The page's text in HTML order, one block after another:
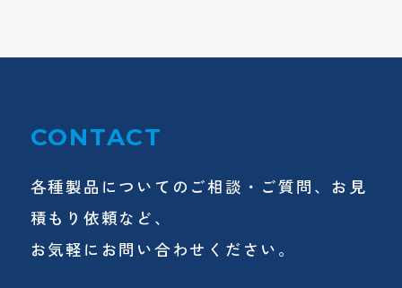
CONTACT
各種製品についてのご相談・ご質問、お見
積もり依頼など、
お気軽にお問い合わせください。